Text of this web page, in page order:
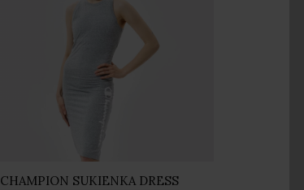
CHAMPION SUKIENKA DRESS